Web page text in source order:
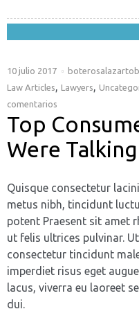
10 julio 2017
Law Articles, Lawyers,
comentarios
Top
Were
Quisque consectetur
metus nibh, tincidunt
potent Praesent sit amet
ut felis ultrices pulvinar.
consectetur tincidunt
imperdiet risus eget
lacus, viverra eu laoreet
dui.